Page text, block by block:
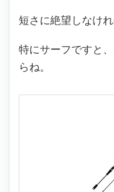
短さに絶望しなけ
特にサーフですと
らね。